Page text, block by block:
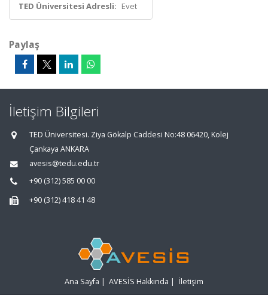
TED Üniversitesi Adresli: Evet
Paylaş
İletişim Bilgileri
TED Üniversitesi. Ziya Gökalp Caddesi No:48 06420, Kolej
Çankaya ANKARA
avesis@tedu.edu.tr
+90 (312) 585 00 00
+90 (312) 418 41 48
Ana Sayfa | AVESİS Hakkında | İletişim